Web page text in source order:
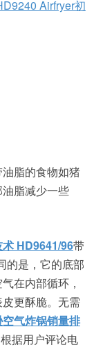
Airfryer初
脂的食物如猪
脂减少一些
HD9641/96带
的是，它的底部
在内部循环，
更酥脆。无需
气炸锅销量排
据用户评论电